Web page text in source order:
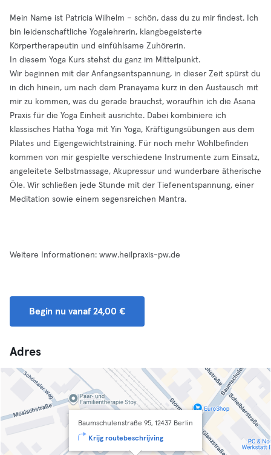
Mein Name ist Patricia Wilhelm – schön, dass du zu mir findest. Ich
bin leidenschaftliche Yogalehrerin, klangbegeisterte
Körpertherapeutin und einfühlsame Zuhörerin.
In diesem Yoga Kurs stehst du ganz im Mittelpunkt.
Wir beginnen mit der Anfangsentspannung, in dieser Zeit spürst du
in dich hinein, um nach dem Pranayama kurz in den Austausch mit
mir zu kommen, was du gerade brauchst, woraufhin ich die Asana
Praxis für die Yoga Einheit ausrichte. Dabei kombiniere ich
klassisches Hatha Yoga mit Yin Yoga, Kräftigungsübungen aus dem
Pilates und Eigengewichtstraining. Für noch mehr Wohlbefinden
kommen von mir gespielte verschiedene Instrumente zum Einsatz,
angeleitete Selbstmassage, Akupressur und wunderbare ätherische
Öle. Wir schließen jede Stunde mit der Tiefenentspannung, einer
Meditation sowie einem segensreichen Mantra.
Weitere Informationen: www.heilpraxis-pw.de
Begin nu vanaf 24,00 €
Adres
Baumschulenstraße 95, 12437 Berlin
Krijg routebeschrijving